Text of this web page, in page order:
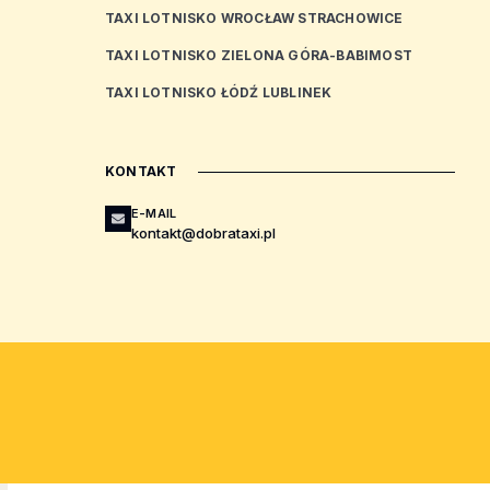
TAXI LOTNISKO WROCŁAW STRACHOWICE
TAXI LOTNISKO ZIELONA GÓRA-BABIMOST
TAXI LOTNISKO ŁÓDŹ LUBLINEK
KONTAKT
E-MAIL
kontakt@dobrataxi.pl